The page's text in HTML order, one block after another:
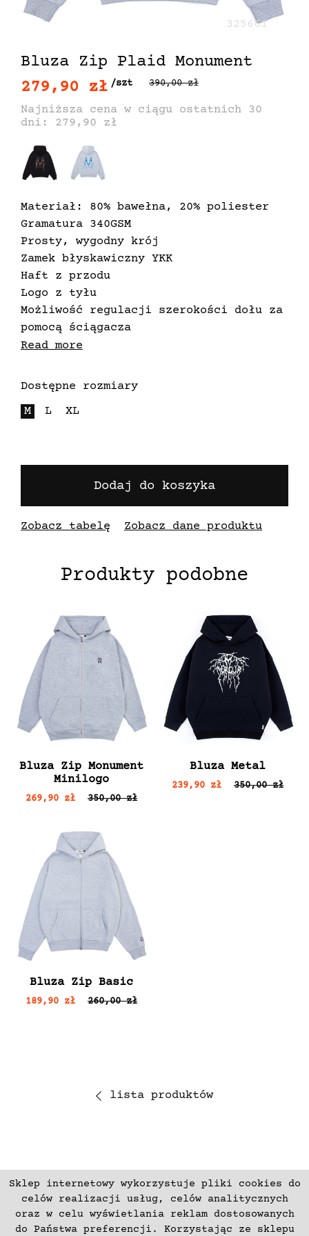
Sklep internetowy wykorzystuje pliki cookies do
celów realizacji usług, celów analitycznych
oraz w celu wyświetlania reklam dostosowanych
do Państwa preferencji. Korzystając ze sklepu
Bluza Zip Plaid Monument
325661
279,90 zł /szt 390,00 zł
Najniższa cena w ciągu ostatnich 30
dni: 279,90 zł
Materiał: 80% bawełna, 20% poliester
Gramatura 340GSM
Prosty, wygodny krój
Zamek błyskawiczny YKK
Haft z przodu
Logo z tyłu
Możliwość regulacji szerokości dołu za
pomocą ściągacza
Kolor: Grey Blue
że jest on, klasyfikowany według
standardowych rozmiarów męskich.
Read more
Dostępne rozmiary
M
L XL
Dodaj do koszyka
Zobacz tabelę Zobacz dane produktu
Produkty podobne
Bluza Zip Monument
Minilogo
269,90 zł 350,00 zł
Bluza Metal
239,90 zł 350,00 zł
Bluza Zip Basic
189,90 zł 260,00 zł
lista produktów
ZAPISZ SIĘ
Płatności Zwroty i Reklamacje